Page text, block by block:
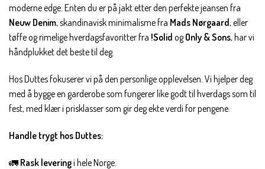
moderne edge. Enten du er på jakt etter den perfekte jeansen fra
Neuw Denim, skandinavisk minimalisme fra Mads Nørgaard, eller
tøffe og rimelige hverdagsfavoritter fra !Solid ogOnly & Sons, har vi
håndplukket det beste til deg.
Hos Duttes fokuserer vi på den personlige opplevelsen. Vi hjelper deg
med å bygge en garderobe som fungerer like godt til hverdags som til
fest, med klær i prisklasser som gir deg ekte verdi for pengene.
Handle trygt hos Duttes:
🚛 Rask leveringi hele Norge.